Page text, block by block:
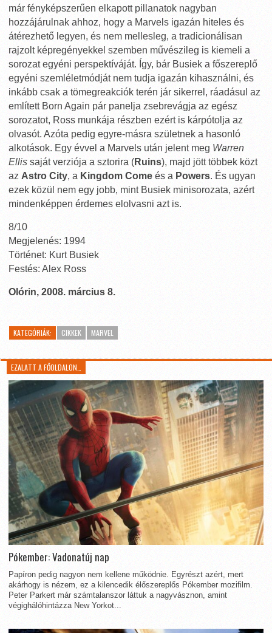
már fényképszerűen elkapott pillanatok nagyban
hozzájárulnak ahhoz, hogy a Marvels igazán hiteles és
átérezhető legyen, és nem mellesleg, a tradicionálisan
rajzolt képregényekkel szemben művészileg is kiemeli a
sorozat egyéni perspektíváját. Így, bár Busiek a főszereplő
egyéni szemléletmódját nem tudja igazán kihasználni, és
inkább csak a tömegreakciók terén jár sikerrel, ráadásul az
említett Born Again pár panelja zsebrevágja az egész
sorozatot, Ross munkája részben ezért is kárpótolja az
olvasót. Azóta pedig egyre-másra születnek a hasonló
alkotások. Egy évvel a Marvels után jelent meg Warren
Ellis saját verziója a sztorira (Ruins), majd jött többek közt
az Astro City, a Kingdom Come és a Powers. És ugyan
ezek közül nem egy jobb, mint Busiek minisorozata, azért
mindenképpen érdemes elolvasni azt is.
8/10
Megjelenés: 1994
Történet: Kurt Busiek
Festés: Alex Ross
Olórin, 2008. március 8.
KATEGÓRIÁK: CIKKEK MARVEL
EZALATT A FŐOLDALON…
Pókember: Vadonatúj nap
Papíron pedig nagyon nem kellene működnie. Egyrészt azért, mert
akárhogy is nézem, ez a kilencedik élőszereplős Pókember mozifilm.
Peter Parkert már számtalanszor láttuk a nagyvásznon, amint
végighálóhintázza New Yorkot...